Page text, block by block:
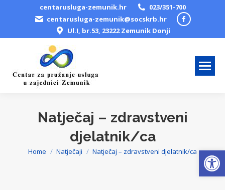
centarusluga-zemunik.hr
023/351-700
centarusluga-zemunik@socskrb.hr
Facebook
new
Ul.I, br.53, 23222 Zemunik Donji
Natječaj – zdravstveni
djelatnik/ca
You are here:
Home Natječaji Natječaj – zdravstveni djelatnik/ca